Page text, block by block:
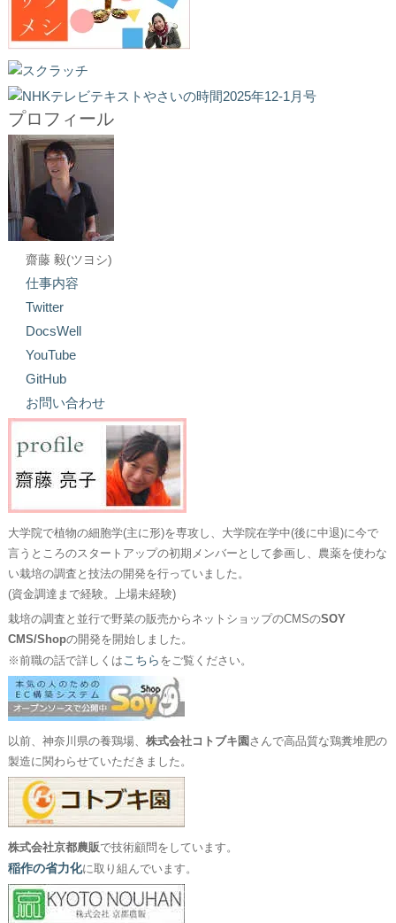
プロフィール
齋藤 毅(ツヨシ)
仕事内容
Twitter
DocsWell
YouTube
GitHub
お問い合わせ
大学院で植物の細胞学(主に形)を専攻し、大学院在学中(後に中退)に今で
言うところのスタートアップの初期メンバーとして参画し、農薬を使わな
い栽培の調査と技法の開発を行っていました。
(資金調達まで経験。上場未経験)
栽培の調査と並行で野菜の販売からネットショップのCMSのSOY
CMS/Shopの開発を開始しました。
※前職の話で詳しくは こちら をご覧ください。
以前、神奈川県の養鶏場、 株式会社コトブキ園 さんで高品質な鶏糞堆肥の
製造に関わらせていただきました。
株式会社京都農販で技術顧問をしています。
稲作の省力化に取り組んでいます。